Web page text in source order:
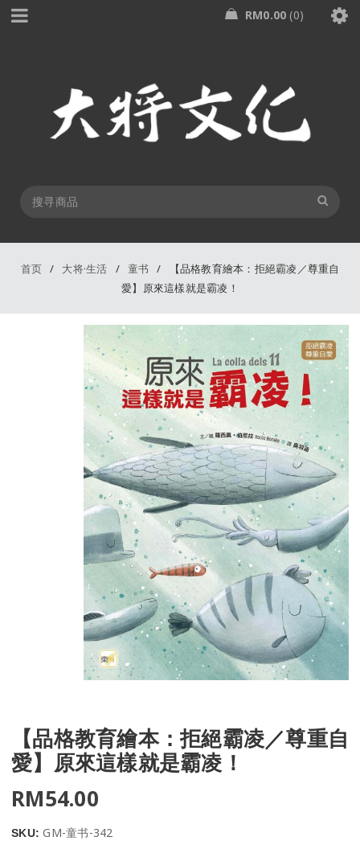
RM0.00 0
首页 / 大将·生活 / 童书 /
【品格教育繪本：拒絕霸凌／尊重自
愛】原來這樣就是霸凌！
【品格教育繪本：拒絕霸凌／尊重自
愛】原來這樣就是霸凌！
RM54.00
SKU:GM-童书-342